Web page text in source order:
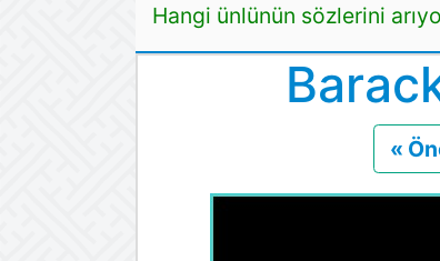
Hangi ünlünün sözlerini
«